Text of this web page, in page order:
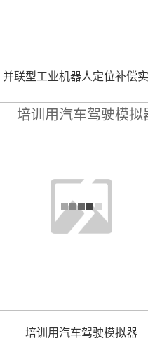
并联型工业机器人定位补偿
培训用汽车驾驶模拟器